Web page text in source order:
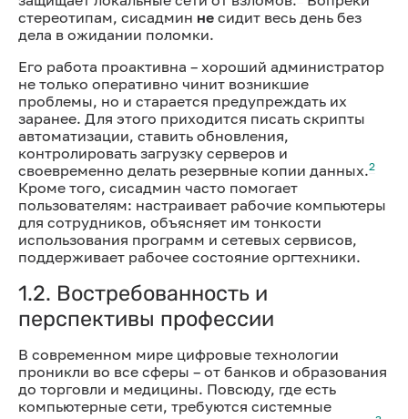
стереотипам, сисадмин не сидит весь день без
дела в ожидании поломки.
Его работа проактивна – хороший администратор
не только оперативно чинит возникшие
проблемы, но и старается предупреждать их
заранее. Для этого приходится писать скрипты
автоматизации, ставить обновления,
контролировать загрузку серверов и
своевременно делать резервные копии данных.2
Кроме того, сисадмин часто помогает
пользователям: настраивает рабочие компьютеры
для сотрудников, объясняет им тонкости
использования программ и сетевых сервисов,
поддерживает рабочее состояние оргтехники.
1.2. Востребованность и
перспективы профессии
В современном мире цифровые технологии
проникли во все сферы – от банков и образования
до торговли и медицины. Повсюду, где есть
компьютерные сети, требуются системные